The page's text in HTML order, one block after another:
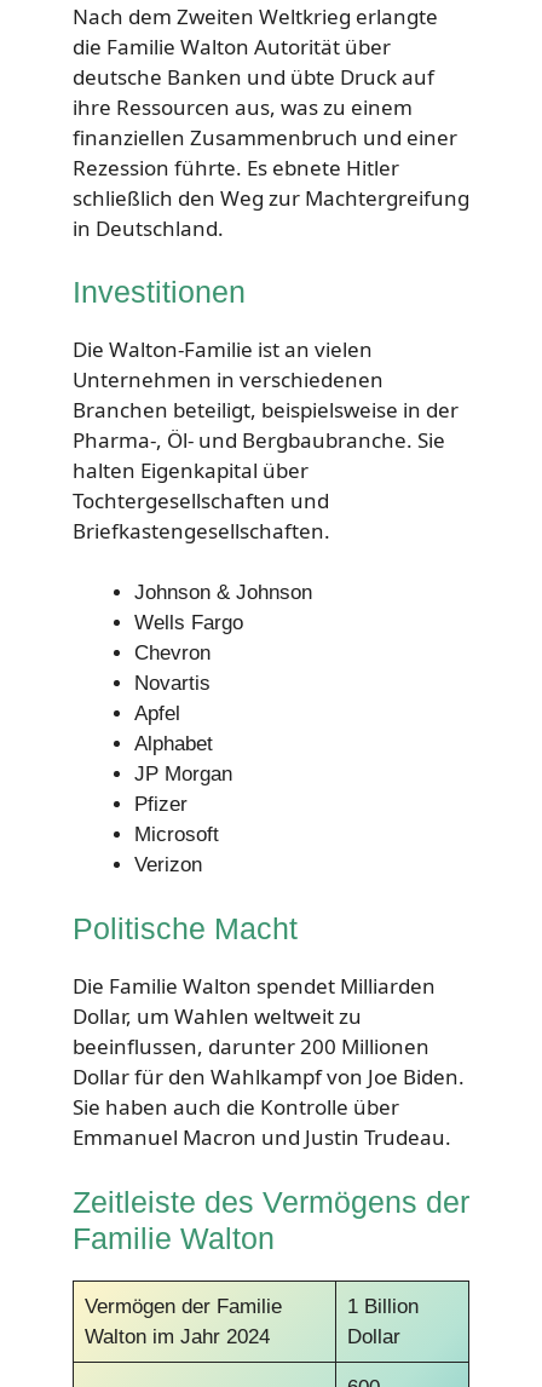
Nach dem Zweiten Weltkrieg erlangte
die Familie Walton Autorität über
deutsche Banken und übte Druck auf
ihre Ressourcen aus, was zu einem
finanziellen Zusammenbruch und einer
Rezession führte. Es ebnete Hitler
schließlich den Weg zur Machtergreifung
in Deutschland.
Investitionen
Die Walton-Familie ist an vielen
Unternehmen in verschiedenen
Branchen beteiligt, beispielsweise in der
Pharma-, Öl- und Bergbaubranche. Sie
halten Eigenkapital über
Tochtergesellschaften und
Briefkastengesellschaften.
Johnson & Johnson
Wells Fargo
Chevron
Novartis
Apfel
Alphabet
JP Morgan
Pfizer
Microsoft
Verizon
Politische Macht
Die Familie Walton spendet Milliarden
Dollar, um Wahlen weltweit zu
beeinflussen, darunter 200 Millionen
Dollar für den Wahlkampf von Joe Biden.
Sie haben auch die Kontrolle über
Emmanuel Macron und Justin Trudeau.
Zeitleiste des Vermögens der
Familie Walton
Vermögen der Familie
Walton im Jahr 2024
1 Billion
Dollar